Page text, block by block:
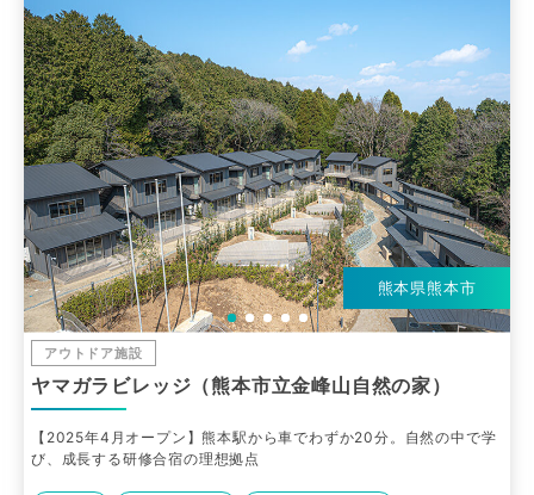
熊本県熊本市
アウトドア施設
ヤマガラビレッジ（熊本市立金峰山自然の家）
【2025年4月オープン】熊本駅から車でわずか20分。自然の中で学
び、成長する研修合宿の理想拠点